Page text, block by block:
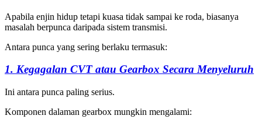
Apabila enjin hidup tetapi kuasa tidak sampai ke roda, biasanya
masalah berpunca daripada sistem transmisi.
Antara punca yang sering berlaku termasuk:
1. Kegagalan CVT atau Gearbox Secara Menyeluruh
Ini antara punca paling serius.
Komponen dalaman gearbox mungkin mengalami: